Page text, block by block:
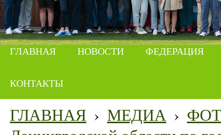
ГЛАВНАЯ НОВОСТИ ФЕДЕРАЦИЯ
КОНТАКТЫ
ГЛАВНАЯ › МЕДИА ›